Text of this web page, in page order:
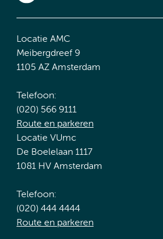
Locatie AMC
Meibergdreef 9
1105 AZ Amsterdam
Telefoon:
(020) 566 9111
Route en parkeren
Locatie VUmc
De Boelelaan 1117
1081 HV Amsterdam
Telefoon:
(020) 444 4444
Route en parkeren